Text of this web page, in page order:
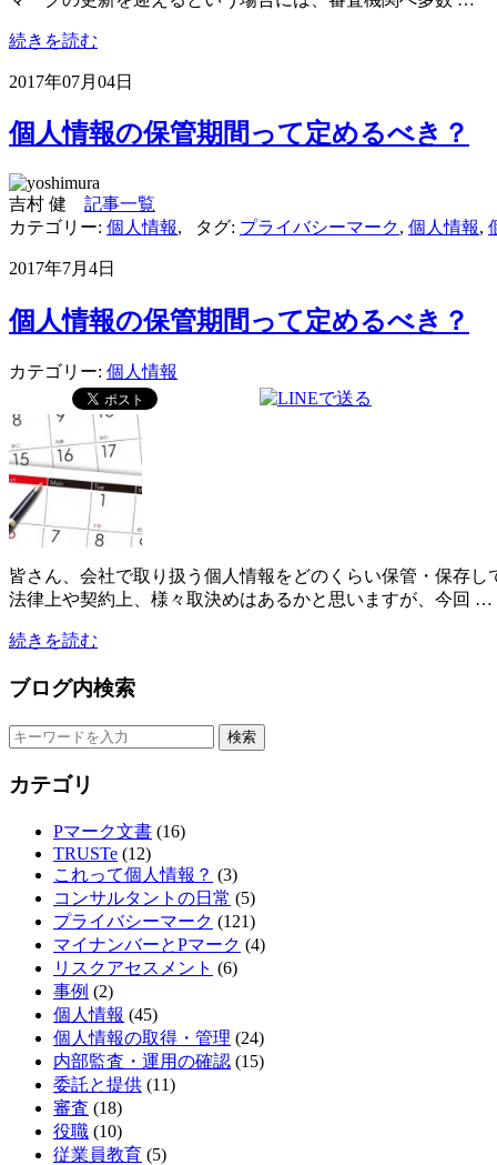
続きを読む
2017年07月04日
個人情報の保管期間って定めるべき？
吉村 健 記事一覧
カテゴリー: 個人情報, タグ: プライバシーマーク, 個人情報,
2017年7月4日
個人情報の保管期間って定めるべき？
カテゴリー: 個人情報
皆さん、会社で取り扱う個人情報をどのくらい保管・保存
法律上や契約上、様々取決めはあるかと思いますが、今回 …
続きを読む
ブログ内検索
カテゴリ
Pマーク文書 (16)
TRUSTe (12)
これって個人情報？ (3)
コンサルタントの日常 (5)
プライバシーマーク (121)
マイナンバーとPマーク (4)
リスクアセスメント (6)
事例 (2)
個人情報 (45)
個人情報の取得・管理 (24)
内部監査・運用の確認 (15)
委託と提供 (11)
審査 (18)
役職 (10)
従業員教育 (5)